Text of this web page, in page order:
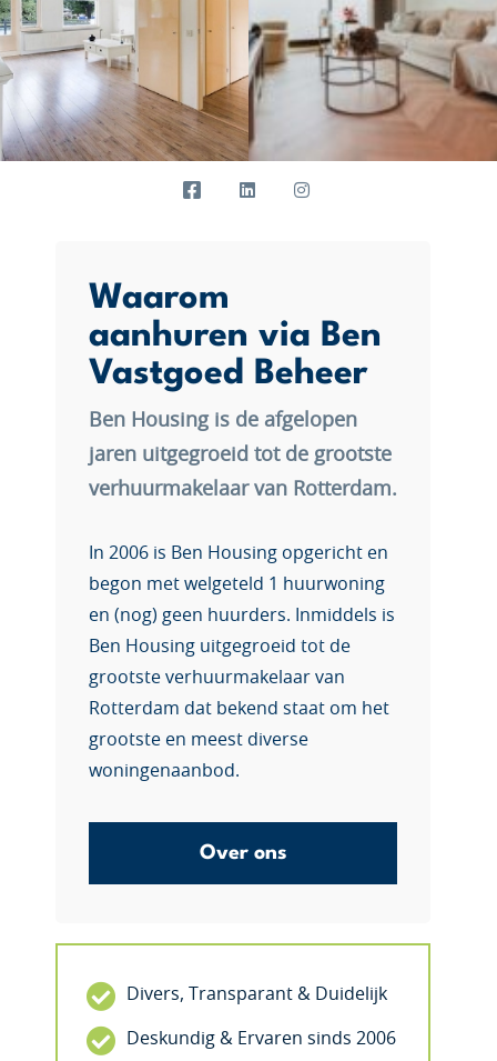
Waarom
aanhuren via Ben
Vastgoed Beheer
Ben Housing is de afgelopen
jaren uitgegroeid tot de grootste
verhuurmakelaar van Rotterdam.
In 2006 is Ben Housing opgericht en
begon met welgeteld 1 huurwoning
en (nog) geen huurders. Inmiddels is
Ben Housing uitgegroeid tot de
grootste verhuurmakelaar van
Rotterdam dat bekend staat om het
grootste en meest diverse
woningenaanbod.
Over ons
Divers, Transparant & Duidelijk
Deskundig & Ervaren sinds 2006